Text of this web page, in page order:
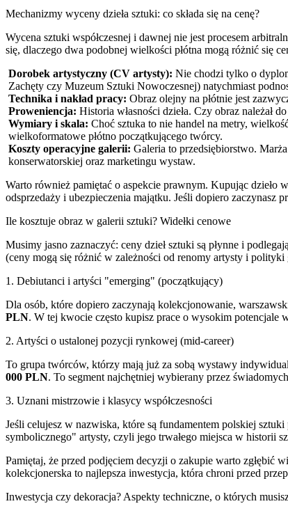
Mechanizmy wyceny dzieła sztuki: co składa się na cenę?
Wycena sztuki współczesnej i dawnej nie jest procesem
się, dlaczego dwa podobnej wielkości płótna mogą różnić się
Dorobek artystyczny (CV artysty): Nie chodzi tylko o
Zachęty czy Muzeum Sztuki Nowoczesnej) natychmiast
Technika i nakład pracy: Obraz olejny na płótnie jest
Proweniencja: Historia własności dzieła. Czy obraz należał
Wymiary i skala: Choć sztuka to nie handel na metry,
wielkoformatowe płótno początkującego twórcy.
Koszty operacyjne galerii: Galeria to przedsiębiorstwo.
konserwatorskiej oraz marketingu wystaw.
Warto również pamiętać o aspekcie prawnym. Kupując
odsprzedaży i ubezpieczenia majątku. Jeśli dopiero zaczynasz
Ile kosztuje obraz w galerii sztuki? Widełki cenowe
Musimy jasno zaznaczyć: ceny dzieł sztuki są płynne i
(ceny mogą się różnić w zależności od renomy artysty i polityki
1. Debiutanci i artyści "emerging" (początkujący)
Dla osób, które dopiero zaczynają kolekcjonowanie,
PLN. W tej kwocie często kupisz prace o wysokim potencjale
2. Artyści o ustalonej pozycji rynkowej (mid-career)
To grupa twórców, którzy mają już za sobą wystawy
000 PLN. To segment najchętniej wybierany przez
3. Uznani mistrzowie i klasycy współczesności
Jeśli celujesz w nazwiska, które są fundamentem polskiej
symbolicznego" artysty, czyli jego trwałego miejsca w historii
Pamiętaj, że przed podjęciem decyzji o zakupie warto zgłębić
kolekcjonerska to najlepsza inwestycja, która chroni przed
Inwestycja czy dekoracja? Aspekty techniczne, o których